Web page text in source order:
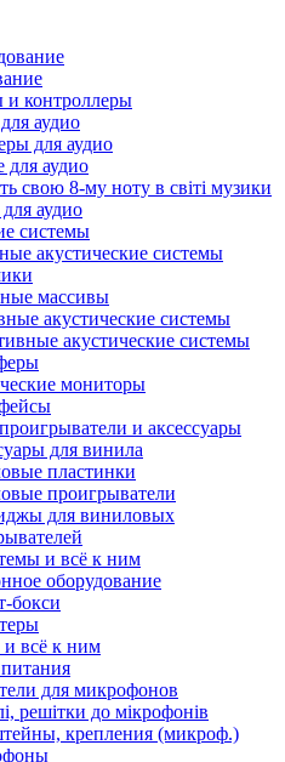
контроллеры
аудио
для аудио
для аудио
свою 8-му ноту в світі музики
аудио
системы
акустические системы
массивы
акустические системы
акустические системы
мониторы
и аксессуары
для винила
пластинки
проигрыватели
для виниловых
и всё к ним
оборудование
бокси
всё к ним
для микрофонов
решітки до мікрофонів
крепления (микроф.)